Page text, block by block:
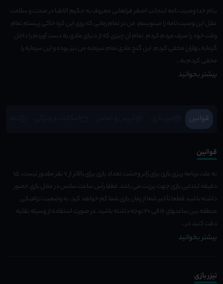
بنام خدا وصیت نامه اینجانب اصغر فراهانی معروف به حکیم الاطبا در صحت و سلامت
عقل این وصیت نامه را مینویسم. من در تمام زمانی که روی این کره خاکی زیستم تمام
وقت خود را صرف مردم کردم. تمام آن چیزی که از دنیای مادی به دست آوردم را داخل
گرمابه بهاران مخفی کردم. این گنج مادی تمام سرمایه من نیز بوده و این سرمایه را
مخفی کردم به...
بیشتر بخوانید
قوانین
قوانین
به علت برنامه ریزی بازی برای ژانر وحشت تعداد بازی برای بالاتر از 7 نفر مقدور نیست. ۱۵
دقیقه ابتدایی بازی جهت پرزنت می باشد. لطفا رأس ساعت سانس در محل بازی حضور
داشته باشید قطعا تأخیر شما از زمان بازی شما کم خواهد کرد. به وضعیت ترافیکی
منطقه بین ساعتهای ۱۶ الی ۲۰ توجه داشته باشید. در صورت استفاده از وسیله نقلیه
دقت کنید در...
بیشتر بخوانید
تیزر بازی